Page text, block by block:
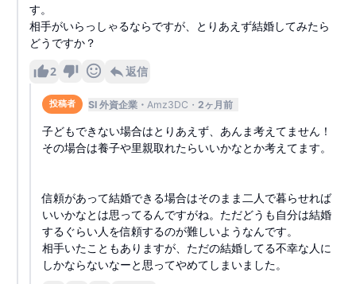
す。
相手がいらっしゃるならですが、とりあえず結婚してみたら
どうですか？
2 返信
投稿者 SI 外資企業 Amz3DC 2ヶ月前
子どもできない場合はとりあえず、あんま考えてません！
その場合は養子や里親取れたらいいかなとか考えてます。
信頼があって結婚できる場合はそのまま二人で暮らせれば
いいかなとは思ってるんですがね。ただどうも自分は結婚
するぐらい人を信頼するのが難しいようなんです。
相手いたこともありますが、ただの結婚してる不幸な人に
しかならないなーと思ってやめてしまいました。